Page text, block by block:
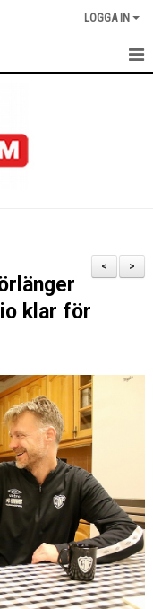
LOGGA IN
>
<
klar för